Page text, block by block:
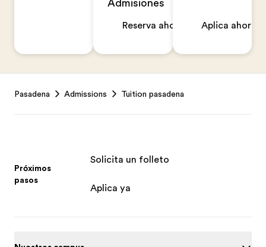
Admisiones
Reserva ahora Aplica ahora
Pasadena Admissions Tuition pasadena
Próximos
pasos
Solicita un folleto
Aplica ya